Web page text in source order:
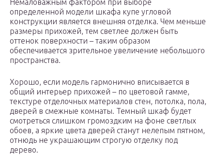
Немаловажным фактором при выборе
определенной модели шкафа купе угловой
конструкции является внешняя отделка. Чем меньше
размеры прихожей, тем светлее должен быть
оттенок поверхности – таким образом
обеспечивается зрительное увеличение небольшого
пространства.
Хорошо, если модель гармонично вписывается в
общий интерьер прихожей – по цветовой гамме,
текстуре отделочных материалов стен, потолка, пола,
дверей в смежные комнаты. Темный шкаф будет
смотреться слишком громоздким на фоне светлых
обоев, а яркие цвета дверей станут нелепым пятном,
отнюдь не украшающим строгую отделку под
дерево.